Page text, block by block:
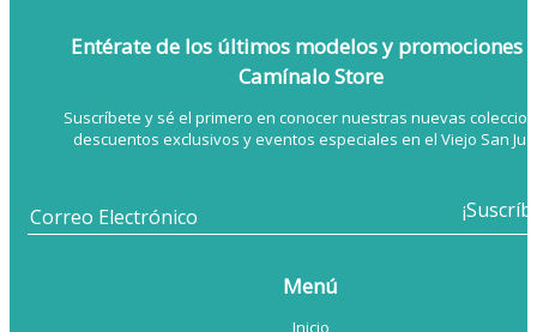
Entérate de los últimos modelosy promociones
Camínalo Store
Suscríbete y sé el primero en conocer nuestras nuevas
descuentos exclusivos y eventos especiales en el Viejo San
Menú
Inicio